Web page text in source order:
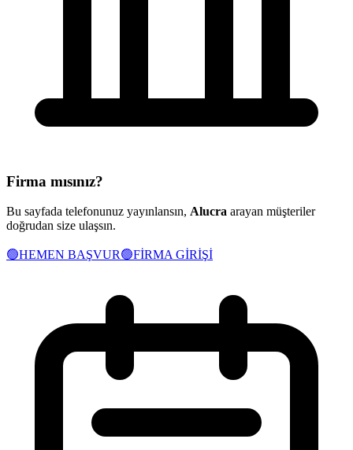
Firma mısınız?
Bu sayfada telefonunuz yayınlansın, Alucra arayan müşteriler
doğrudan size ulaşsın.
🟢HEMEN BAŞVUR🟢FİRMA GİRİŞİ